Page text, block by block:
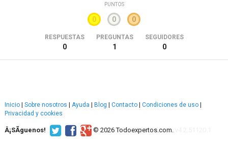
PUNTOS
0 0 0
RESPUESTAS
0
PREGUNTAS
1
SEGUIDORES
0
Inicio Sobre nosotros Ayuda Blog Contacto Condiciones de uso
Privacidad y cookies
Â¡SÃ­guenos! © 2026 Todoexpertos.com.